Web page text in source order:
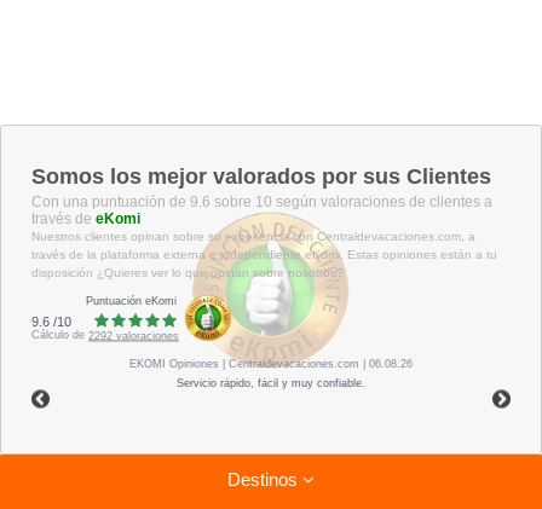
Somos los mejor valorados por sus Clientes
Con una puntuación de 9.6 sobre 10 según valoraciones de clientes a
través de eKomi
Nuestros clientes opinan sobre su experiencia con Centraldevacaciones.com, a
través de la plataforma externa e independiente eKomi. Estas opiniones están a tu
disposición ¿Quieres ver lo que opinan sobre nosotros?
Puntuación eKomi
9.6 /10
Cálculo de 2292 valoraciones
EKOMI Opiniones
| Centraldevacaciones.com | 06.08.26
Servicio rápido, fácil y muy confiable.
Destinos